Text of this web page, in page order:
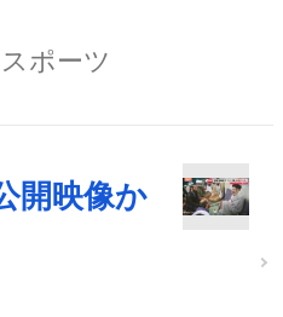
ポーツ
開映像か